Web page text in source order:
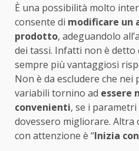
È una possibilità molto
consente di modificare un
prodotto, adeguandolo
dei tassi. Infatti non è detto
sempre più vantaggiosi
Non è da escludere che nei
variabili tornino ad essere
convenienti, se i
dovessero migliorare. Altra
con attenzione è “Inizia